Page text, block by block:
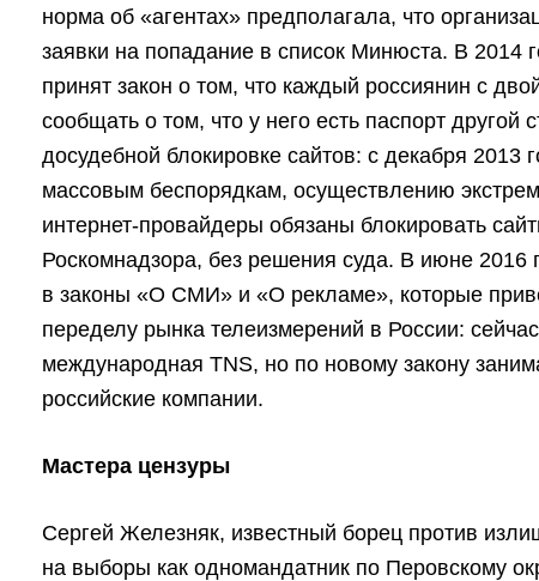
норма об «агентах» предполагала, что
заявки на попадание в список Минюста. В 2014
принят закон о том, что каждый россиянин с
сообщать о том, что у него есть паспорт другой
досудебной блокировке сайтов: с декабря 2013
массовым беспорядкам, осуществлению
интернет-провайдеры обязаны блокировать
Роскомнадзора, без решения суда. В июне 2016
в законы «О СМИ» и «О рекламе», которые
переделу рынка телеизмерений в России:
международная TNS, но по новому закону
российские компании.
Мастера цензуры
Сергей Железняк, известный борец против
на выборы как одномандатник по Перовскому